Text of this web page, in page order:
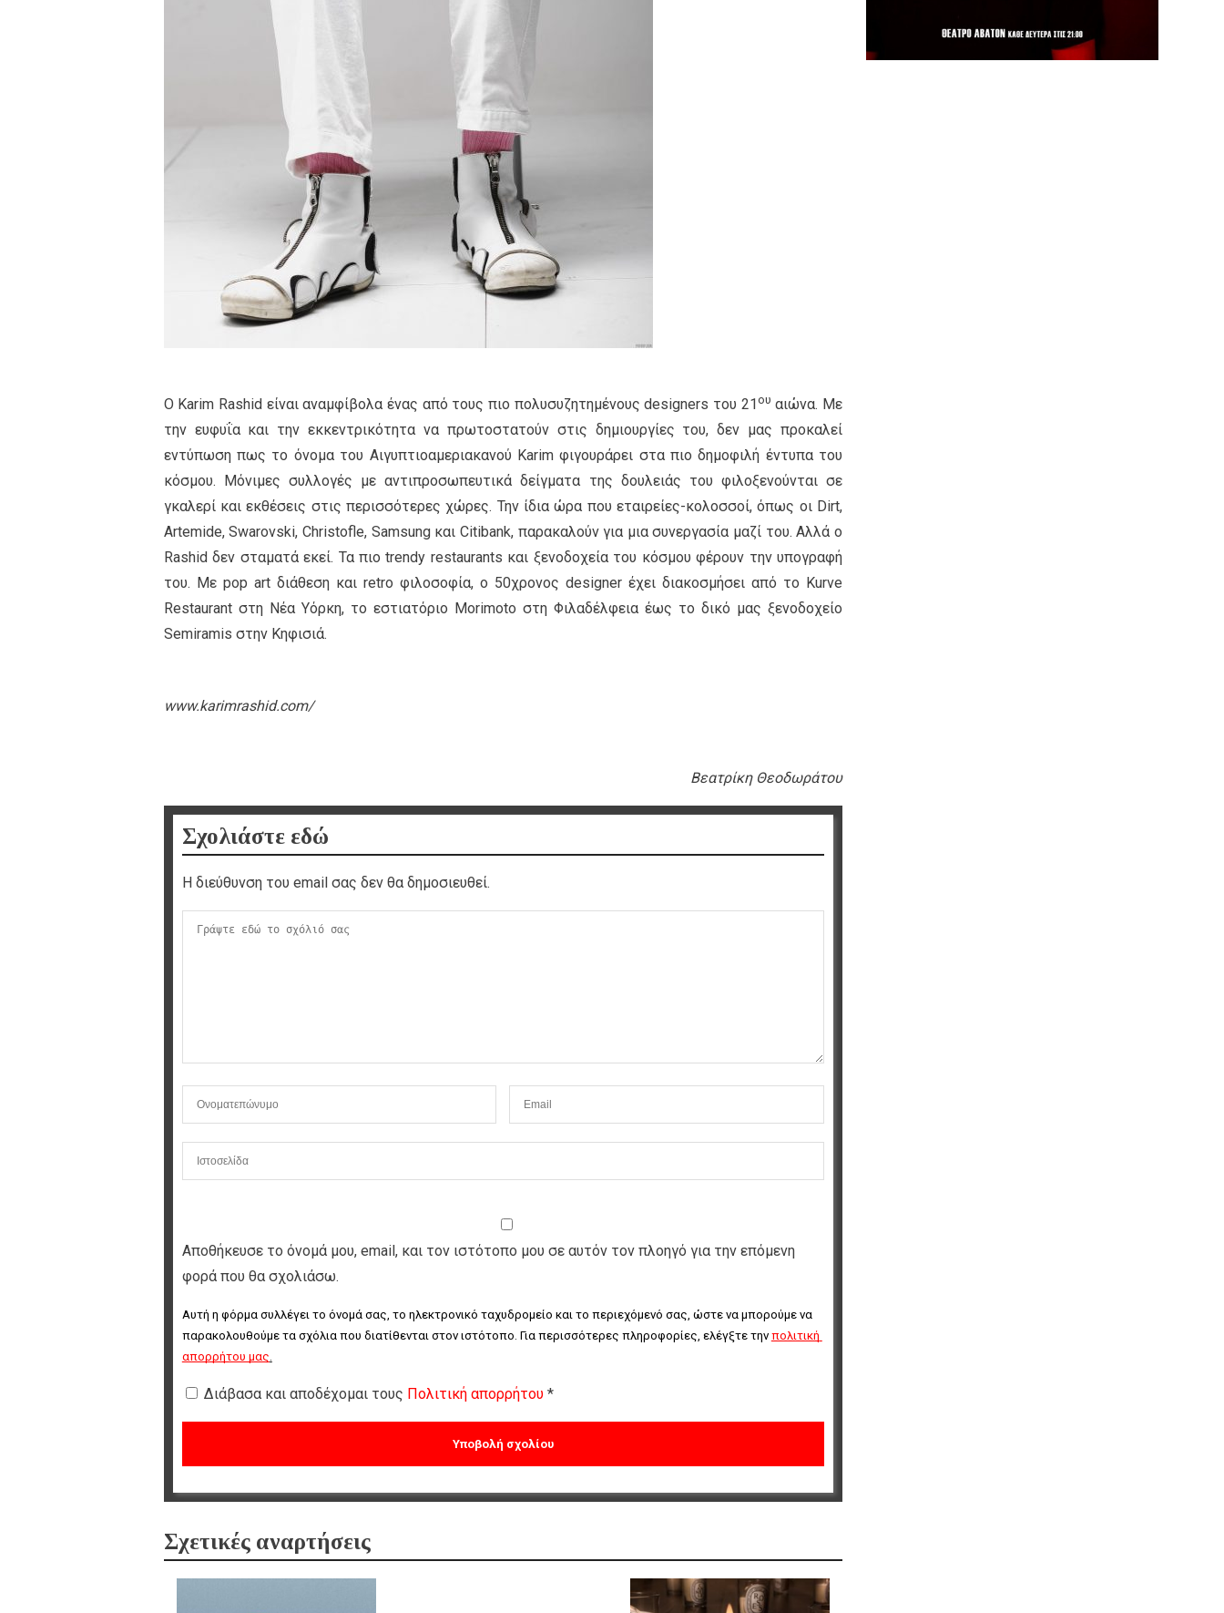
Ο Karim Rashid είναι αναμφίβολα ένας από τους πιο πολυσυζητημένους designers του 21 ου αιώνα. Με
την ευφυΐα και την εκκεντρικότητα να πρωτοστατούν στις δημιουργίες του, δεν μας προκαλεί
εντύπωση πως το όνομα του Αιγυπτιοαμεριακανού Karim φιγουράρει στα πιο δημοφιλή έντυπα του
κόσμου. Μόνιμες συλλογές με αντιπροσωπευτικά δείγματα της δουλειάς του φιλοξενούνται σε
γκαλερί και εκθέσεις στις περισσότερες χώρες. Την ίδια ώρα που εταιρείες-κολοσσοί, όπως οι Dirt,
Artemide, Swarovski, Christofle, Samsung και Citibank, παρακαλούν για μια συνεργασία μαζί του. Αλλά ο
Rashid δεν σταματά εκεί. Τα πιο trendy restaurants και ξενοδοχεία του κόσμου φέρουν την υπογραφή
του. Με pop art διάθεση και retro φιλοσοφία, o 50χρονος designer έχει διακοσμήσει από το Κurve
Restaurant στη Νέα Υόρκη, το εστιατόριο Mοrimoto στη Φιλαδέλφεια έως το δικό μας ξενοδοχείο
Semiramis στην Κηφισιά.
www.karimrashid.com/
Βεατρίκη Θεοδωράτου
Σχολιάστε εδώ
Η διεύθυνση του email σας δεν θα δημοσιευθεί.
Αποθήκευσε το όνομά μου, email, και τον ιστότοπο μου σε αυτόν τον πλοηγό για την επόμενη
φορά που θα σχολιάσω.
Αυτή η φόρμα συλλέγει το όνομά σας, το ηλεκτρονικό ταχυδρομείο και το περιεχόμενό σας, ώστε να μπορούμε να
παρακολουθούμε τα σχόλια που διατίθενται στον ιστότοπο. Για περισσότερες πληροφορίες, ελέγξτε την πολιτική
απορρήτου μας.
Διάβασα και αποδέχομαι τους Πολιτική απορρήτου *
Σχετικές αναρτήσεις